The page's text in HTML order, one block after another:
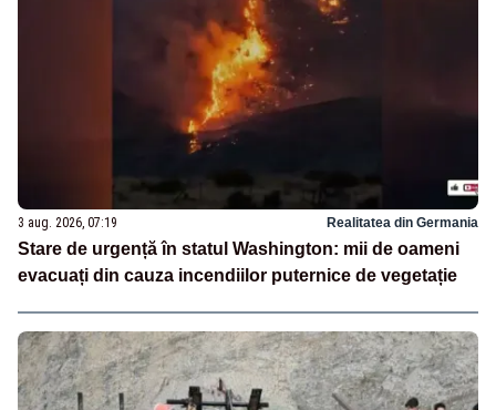
3 aug. 2026, 07:19 Realitatea din Germania
Stare de urgență în statul Washington: mii de oameni
evacuați din cauza incendiilor puternice de vegetație